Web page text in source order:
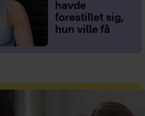
havde
forestillet sig,
hun ville få